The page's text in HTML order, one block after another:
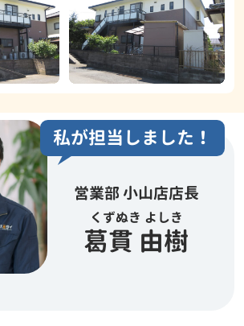
私が担当しました！
営業部 小山店店長
くずぬき よしき
葛貫 由樹